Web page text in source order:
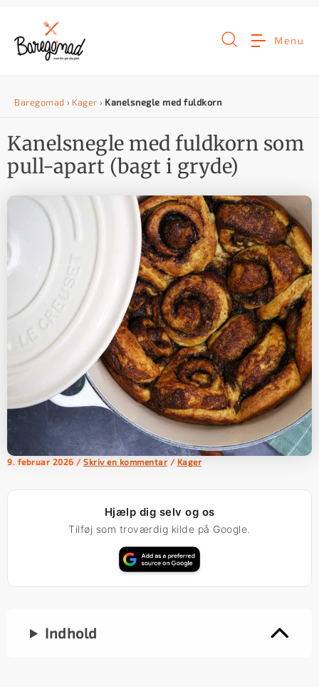
n
d
h
d
Menu
Baregomad › Kager › Kanelsnegle med fuldkorn
Kanelsnegle med fuldkorn som
pull-apart (bagt i gryde)
9. februar 2026 / Skriv en kommentar / Kager
Hjælp dig selv og os
Tilføj som troværdig kilde på Google.
Indhold